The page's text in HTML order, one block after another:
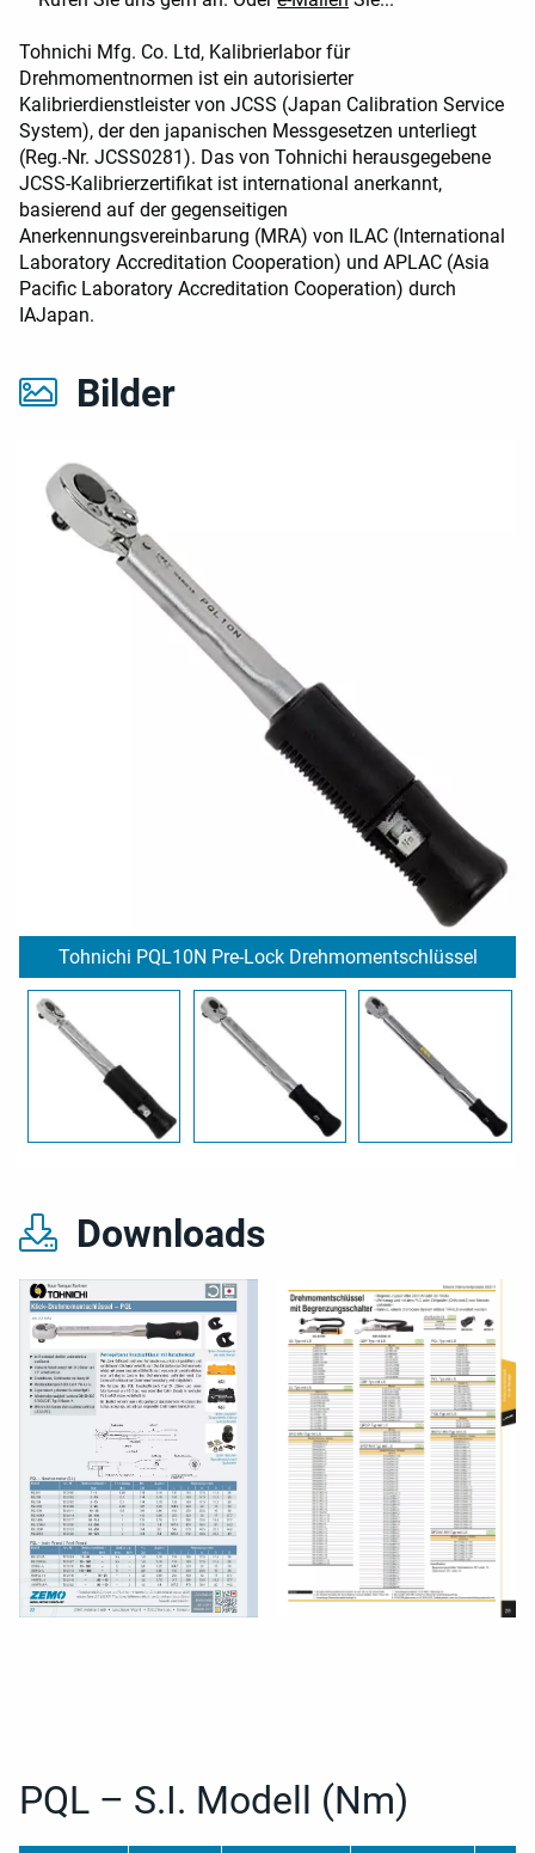
Bilder
Tohnichi PQL10N Pre-Lock Drehmomentschlüssel
Downloads
Tohnichi Mfg. Co. Ltd, Kalibrierlabor für
Drehmomentnormen ist ein autorisierter
Kalibrierdienstleister von JCSS (Japan Calibration Service
System), der den japanischen Messgesetzen unterliegt
(Reg.-Nr. JCSS0281). Das von Tohnichi herausgegebene
JCSS-Kalibrierzertifikat ist international anerkannt,
basierend auf der gegenseitigen
Anerkennungsvereinbarung (MRA) von ILAC (International
Laboratory Accreditation Cooperation) und APLAC (Asia
Pacific Laboratory Accreditation Cooperation) durch
IAJapan.
PQL – S.I. Modell (Nm)